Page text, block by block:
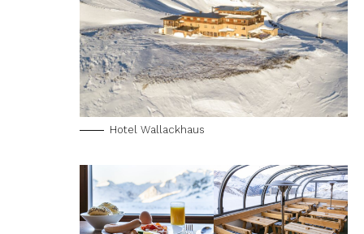
Hotel Wallackhaus